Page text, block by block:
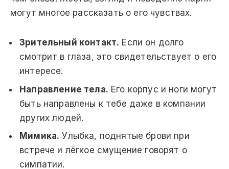
могут многое рассказать о его чувствах.
Зрительный контакт. Если он долго
смотрит в глаза, это свидетельствует о его
интересе.
Направление тела. Его корпус и ноги могут
быть направлены к тебе даже в компании
других людей.
Мимика. Улыбка, поднятые брови при
встрече и лёгкое смущение говорят о
симпатии.